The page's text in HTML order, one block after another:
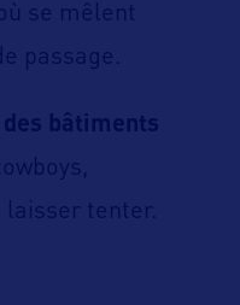
se mêlent
passage.
bâtiments
laisser tenter.